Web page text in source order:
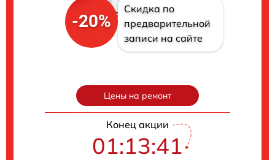
-20%
Скидка по
предварительной
записи на сайте
Цены на ремонт
Конец акции
01:13:40